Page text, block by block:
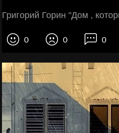
Григорий Горин "Дом ,
0 0 0